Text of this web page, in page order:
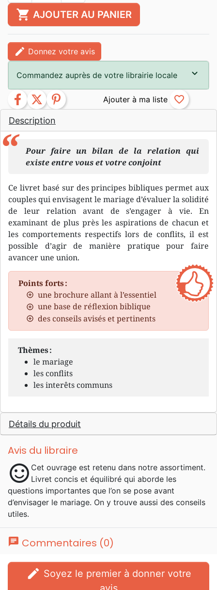
Description
Pour faire un bilan de la relation qui
existe entre vous et votre conjoint
Ce livret basé sur des principes bibliques permet aux
couples qui envisagent le mariage d’évaluer la solidité
de leur relation avant de s’engager à vie. En
examinant de plus près les aspirations de chacun et
les comportements respectifs lors de conflits, il est
possible d’agir de manière pratique pour faire
avancer une union.
Points forts :
une brochure allant à l’essentiel
une base de réflexion biblique
des conseils avisés et pertinents
Thèmes :
le mariage
les conflits
les interêts communs
Détails du produit
Avis du libraire
sentiment_satisfied Cet ouvrage est retenu dans notre assortiment.
Livret concis et équilibré qui aborde les
questions importantes que l’on se pose avant
d’envisager le mariage. On y trouve aussi des conseils
utiles.
shopping_cart AJOUTER AU PANIER
edit Donnez votre avis
Commandez auprès de votre librairie locale
facebook twitter pinterest favorite_border
chat Commentaires (0)
edit